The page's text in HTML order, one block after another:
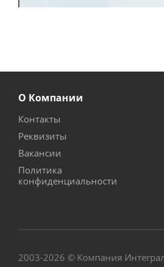
О Компании
Контакты
Реквизиты
Вакансии
Политика
конфиденциальности
2003-2026 © Компания